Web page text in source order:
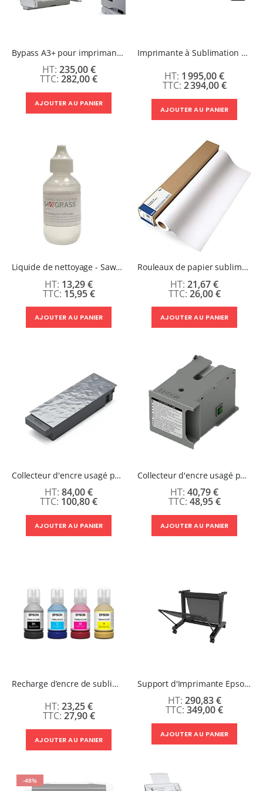
Bypass A3+ pour imprimante Sawgrass SG800/SG1000
282,00 €
235,00 €
AJOUTER AU PANIER
Imprimante à Sublimation Polyester Grand Format 61 cm SC-F500 Epson
2 394,00 €
1 995,00 €
AJOUTER AU PANIER
Liquide de nettoyage - Sawgrass Clean60
15,95 €
13,29 €
AJOUTER AU PANIER
Rouleaux de papier sublimation Epson
26,00 €
21,67 €
AJOUTER AU PANIER
Collecteur d'encre usagé pour Epson SC-F1000
100,80 €
84,00 €
AJOUTER AU PANIER
Collecteur d'encre usagé pour Epson SC-F500 et F501
48,95 €
40,79 €
AJOUTER AU PANIER
Recharge d’encre de sublimation pour Epson SC-F500 & SC-F100 - 140mL
27,90 €
23,25 €
AJOUTER AU PANIER
Support d'Imprimante Epson SC-F500 & SC-T3100
349,00 €
290,83 €
AJOUTER AU PANIER
-48%